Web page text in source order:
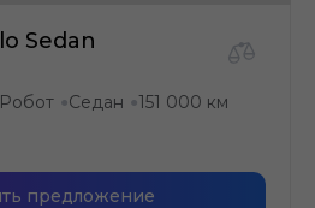
Sedan
Робот ●Седан ●151 000 км
предложение